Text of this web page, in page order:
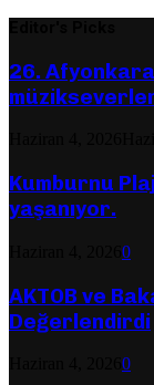
26.
Kumburnu
yaşanıyor.
0
AKTOB ve
Değerlendirdi
0